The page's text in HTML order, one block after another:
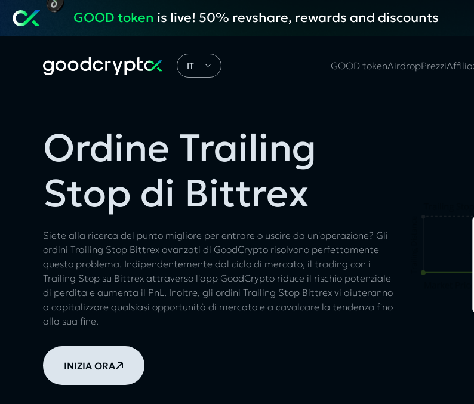
GOOD token is live! 50% revshare, rewards and discounts
IT GOOD tokenAirdropPrezzi
Ordine Trailing
Stop di Bittrex
Siete alla ricerca del punto migliore per entrare o uscire da un'operazione? Gli
ordini Trailing Stop Bittrex avanzati di GoodCrypto risolvono perfettamente
questo problema. Indipendentemente dal ciclo di mercato, il trading con i
Trailing Stop su Bittrex attraverso l'app GoodCrypto riduce il rischio potenziale
di perdita e aumenta il PnL. Inoltre, gli ordini Trailing Stop Bittrex vi aiuteranno
a capitalizzare qualsiasi opportunità di mercato e a cavalcare la tendenza fino
alla sua fine.
INIZIA ORA